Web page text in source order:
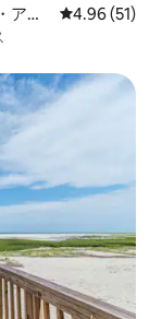
アパ
レビュー51
4.96 (51)